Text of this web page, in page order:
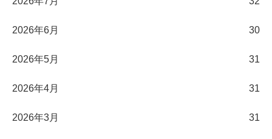
2026年6月 30
2026年5月 31
2026年4月 31
2026年3月 31